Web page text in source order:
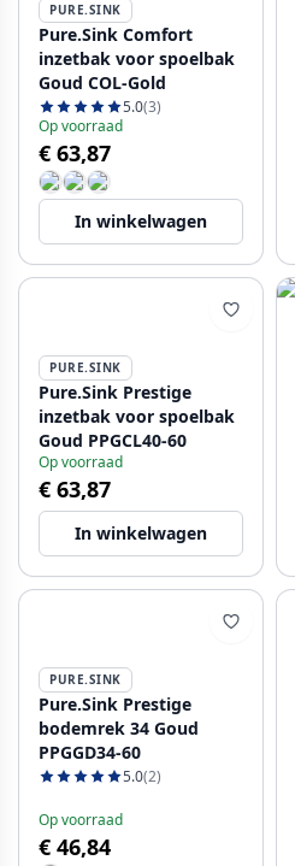
PURE.SINK
Pure.Sink Comfort
inzetbak voor spoelbak
Goud COL-Gold
5.0(3)
Op voorraad
€ 63,87
In winkelwagen
PURE.SINK
Pure.Sink Prestige
inzetbak voor spoelbak
Goud PPGCL40-60
Op voorraad
€ 63,87
In winkelwagen
PURE.SINK
Pure.Sink Prestige
bodemrek 34 Goud
PPGGD34-60
5.0(2)
Op voorraad
€ 46,84